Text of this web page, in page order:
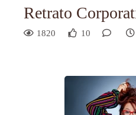
Retrato
1820 10